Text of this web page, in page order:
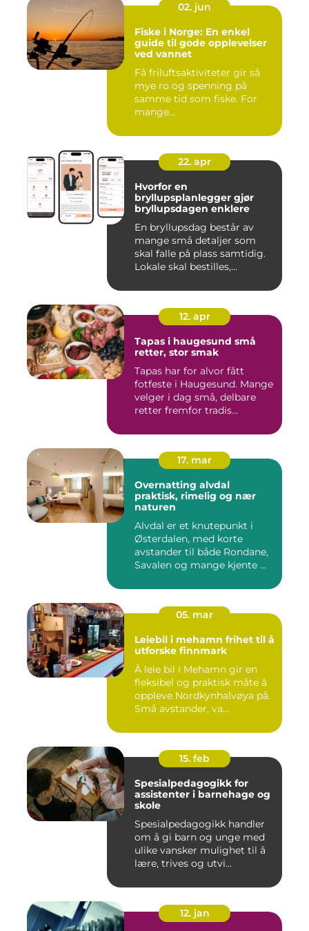
02. jun
Fiske i Norge: En enkel
guide til gode opplevelser
ved vannet
Få friluftsaktiviteter gir så
mye ro og spenning på
samme tid som fiske. For
mange...
22. apr
Hvorfor en
bryllupsplanlegger gjør
bryllupsdagen enklere
En bryllupsdag består av
mange små detaljer som
skal falle på plass samtidig.
Lokale skal bestilles,...
12. apr
Tapas i haugesund små
retter, stor smak
Tapas har for alvor fått
fotfeste i Haugesund. Mange
velger i dag små, delbare
retter fremfor tradis...
17. mar
Overnatting alvdal
praktisk, rimelig og nær
naturen
Alvdal er et knutepunkt i
Østerdalen, med korte
avstander til både Rondane,
Savalen og mange kjente ...
05. mar
Leiebil i mehamn frihet til å
utforske finnmark
Å leie bil i Mehamn gir en
fleksibel og praktisk måte å
oppleve Nordkynhalvøya på.
Små avstander, va...
15. feb
Spesialpedagogikk for
assistenter i barnehage og
skole
Spesialpedagogikk handler
om å gi barn og unge med
ulike vansker mulighet til å
lære, trives og utvi...
12. jan